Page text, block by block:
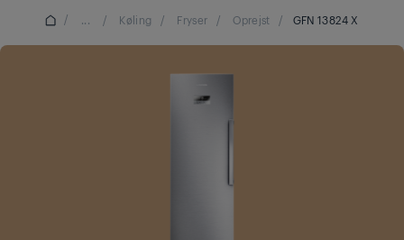
/ ... / Køling / Fryser / Oprejst / GFN 13824 X